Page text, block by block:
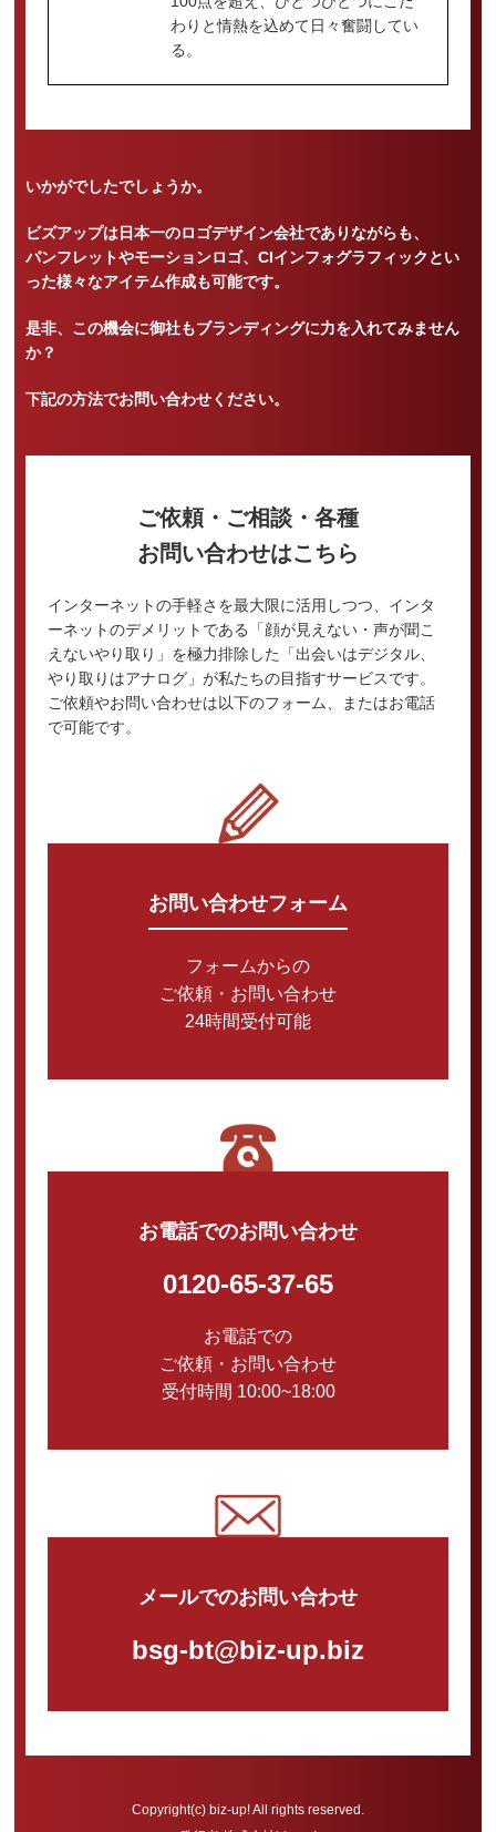
わりと情熱を込めて日々奮闘してい
る。
いかがでしたでしょうか。
ビズアップは日本一のロゴデザイン会社でありながらも、
パンフレットやモーションロゴ、CIインフォグラフィックとい
った様々なアイテム作成も可能です。
是非、この機会に御社もブランディングに力を入れてみません
か？
下記の方法でお問い合わせください。
ご依頼・ご相談・各種
お問い合わせはこちら
インターネットの手軽さを最大限に活用しつつ、インタ
ーネットのデメリットである「顔が見えない・声が聞こ
えないやり取り」を極力排除した「出会いはデジタル、
やり取りはアナログ」が私たちの目指すサービスです。
ご依頼やお問い合わせは以下のフォーム、またはお電話
で可能です。
お問い合わせフォーム
フォームからの
ご依頼・お問い合わせ
24時間受付可能
お電話でのお問い合わせ
0120-65-37-65
お電話での
ご依頼・お問い合わせ
受付時間 10:00~18:00
メールでのお問い合わせ
bsg-bt@biz-up.biz
Copyright(c) biz-up! All rights reserved.